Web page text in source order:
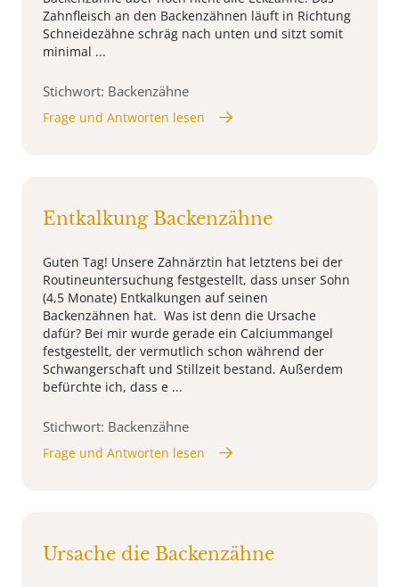
Zahnfleisch an den Backenzähnen läuft in Richtung
Schneidezähne schräg nach unten und sitzt somit
minimal ...
Stichwort: Backenzähne
Frage und Antworten lesen
Entkalkung Backenzähne
Guten Tag! Unsere Zahnärztin hat letztens bei der
Routineuntersuchung festgestellt, dass unser Sohn
(4,5 Monate) Entkalkungen auf seinen
Backenzähnen hat. Was ist denn die Ursache
dafür? Bei mir wurde gerade ein Calciummangel
festgestellt, der vermutlich schon während der
Schwangerschaft und Stillzeit bestand. Außerdem
befürchte ich, dass e ...
Stichwort: Backenzähne
Frage und Antworten lesen
Ursache die Backenzähne